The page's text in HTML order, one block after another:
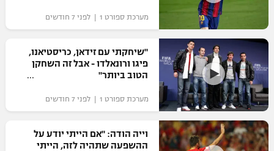
לוח שידורים
ברחבה
"מעל הליגה" – פודקאסט
הפועל תל אביב
הפועל חיפה
הפועל באר שבע
מכבי נתניה
בני יהודה
ליגה הולנדית
ליגה סינית
ליגה ברזילאית
ליגות נוספות
דני אבדיה
ג'ודו
אגרוף
ספורט אולימפי
UFC
מערכת ספורט 1 | לפני 7 חודשים
"שיחקתי עם זידאן, כריסטיאנו,
פיגו ורונאלדו - אבל זה השחקן
הטוב ביותר"
מערכת ספורט 1 | לפני 7 חודשים
וייה הודה: "אם הייתי יודע על
ההשפעה שתהיה לזה, הייתי